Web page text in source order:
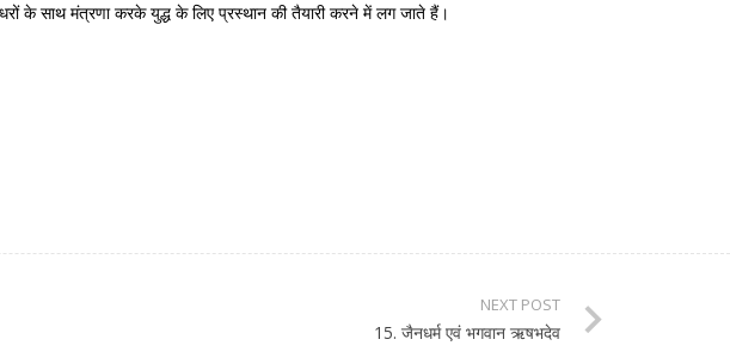
के साथ मंत्रणा करके युद्ध के लिए प्रस्थान की तैयारी करने में लग जाते हैं।
NEXT POST
15. जैनधर्म एवं भगवान ऋषभदेव